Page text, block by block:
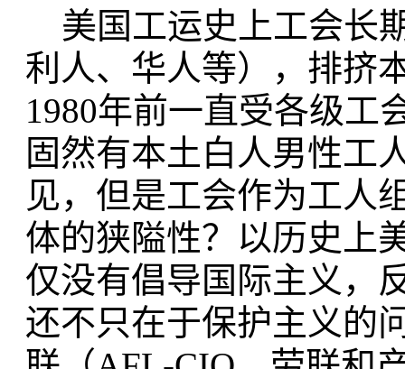
美国工运史上工会长
利人、华人等），排挤
1980年前一直受各级工
固然有本土白人男性工
见，但是工会作为工人
体的狭隘性？以历史上
仅没有倡导国际主义，
还不只在于保护主义的